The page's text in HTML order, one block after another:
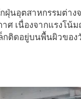
กฝุ่นอุตสาหกรรมต่า
าศ เนื่องจากแรงโน้
กติดอยู่บนพื้นผิวของ